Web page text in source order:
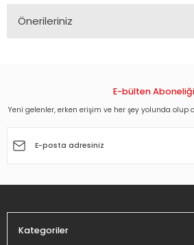
Önerileriniz
Görüş ve önerileriniz için teşekkür ederiz.
Ürün açıklamasında eksik bilgiler
E-bülten Aboneliği
Yeni gelenler, erken erişim ve her şey yolunda olup
Kategoriler